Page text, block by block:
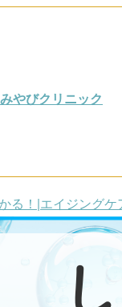
やびクリニック
る！|エイジングケ